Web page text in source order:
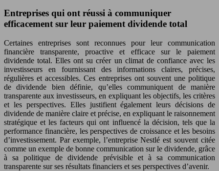
Entreprises qui ont réussi à communiquer
efficacement sur leur paiement dividende total
Certaines entreprises sont reconnues pour leur communication
financière transparente, proactive et efficace sur le paiement
dividende total. Elles ont su créer un climat de confiance avec les
investisseurs en fournissant des informations claires, précises,
régulières et accessibles. Ces entreprises ont souvent une politique
de dividende bien définie, qu’elles communiquent de manière
transparente aux investisseurs, en expliquant les objectifs, les critères
et les perspectives. Elles justifient également leurs décisions de
dividende de manière claire et précise, en expliquant le raisonnement
stratégique et les facteurs qui ont influencé la décision, tels que la
performance financière, les perspectives de croissance et les besoins
d’investissement. Par exemple, l’entreprise Nestlé est souvent citée
comme un exemple de bonne communication sur le dividende, grâce
à sa politique de dividende prévisible et à sa communication
transparente sur ses résultats financiers et ses perspectives d’avenir.